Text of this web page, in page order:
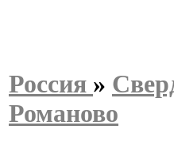
Россия »
Романово